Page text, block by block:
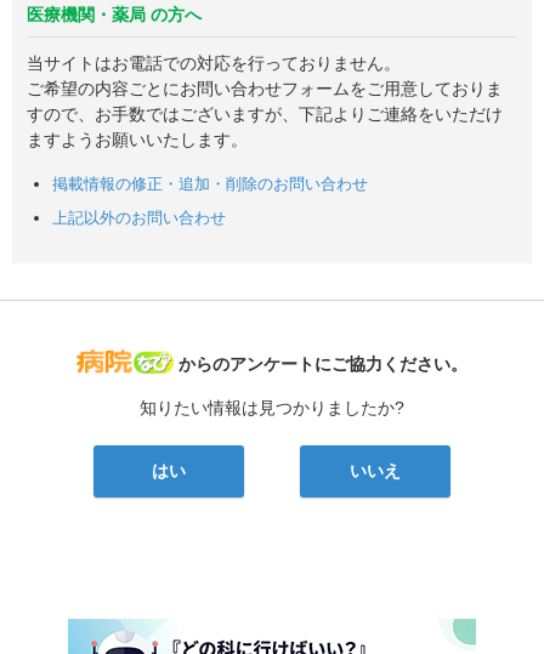
医療機関・薬局 の方へ
当サイトはお電話での対応を行っておりません。
ご希望の内容ごとにお問い合わせフォームをご用意しておりま
すので、お手数ではございますが、下記よりご連絡をいただけ
ますようお願いいたします。
掲載情報の修正・追加・削除のお問い合わせ
上記以外のお問い合わせ
病院なび
からのアンケートにご協力ください。
知りたい情報は見つかりましたか?
はい いいえ